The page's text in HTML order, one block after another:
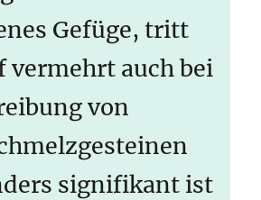
Gefüge, tritt
vermehrt auch bei
von
signifikant ist